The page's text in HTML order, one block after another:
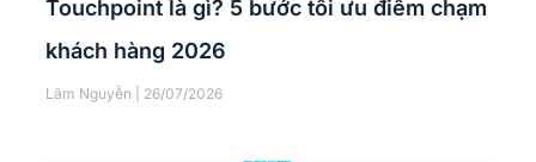
Touchpoint là gì? 5 bước tối ưu điểm chạm
khách hàng 2026
Lâm Nguyễn 26/07/2026